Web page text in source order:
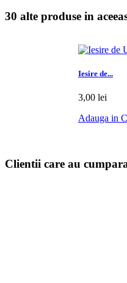
30 alte produse in
Iesire de...
3,00 lei
Adauga in
Clientii care au